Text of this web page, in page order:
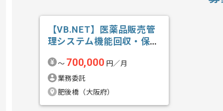
【VB.NET】医薬品販売管
理システム機能回収・保守
〜 700,000 円／月
業務委託
肥後橋（大阪府）